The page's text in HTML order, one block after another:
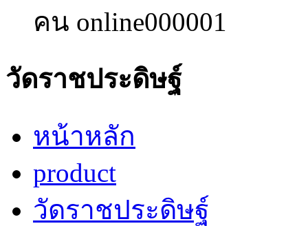
คน online000001
วัดราชประดิษฐ์
หน้าหลัก
product
วัดราชประดิษฐ์